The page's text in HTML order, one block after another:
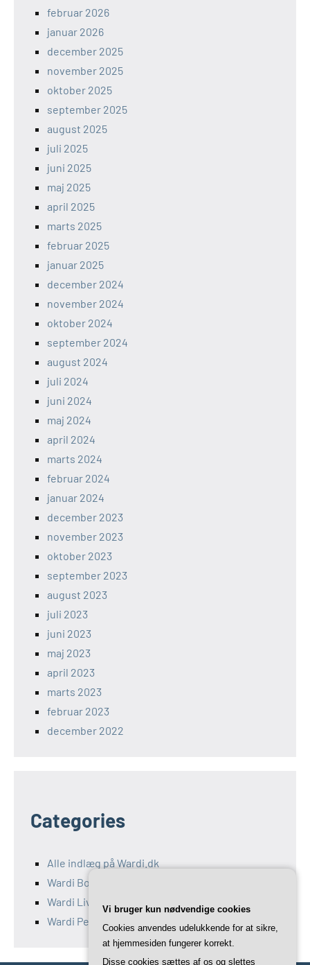
februar 2026
januar 2026
december 2025
november 2025
oktober 2025
september 2025
august 2025
juli 2025
juni 2025
maj 2025
april 2025
marts 2025
februar 2025
januar 2025
december 2024
november 2024
oktober 2024
september 2024
august 2024
juli 2024
juni 2024
maj 2024
april 2024
marts 2024
februar 2024
januar 2024
december 2023
november 2023
oktober 2023
september 2023
august 2023
juli 2023
juni 2023
maj 2023
april 2023
marts 2023
februar 2023
december 2022
Categories
Alle indlæg på Wardi.dk
Wardi Bolig
Wardi Livsstil
Wardi Penge
Vi bruger kun nødvendige cookies
Cookies anvendes udelukkende for at sikre,
at hjemmesiden fungerer korrekt.
Disse cookies sættes af os og slettes